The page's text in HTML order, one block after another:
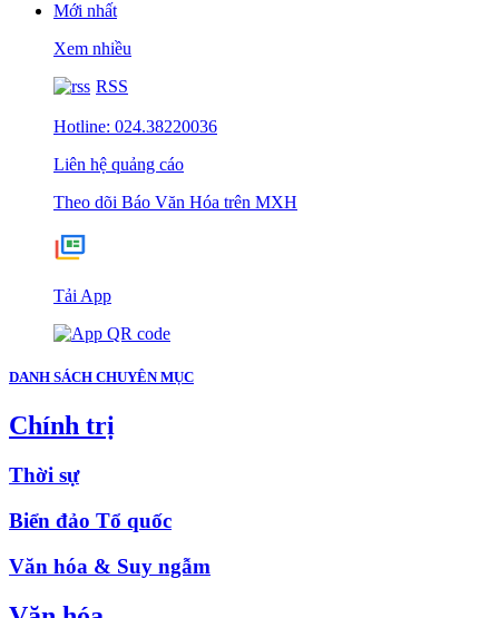
Mới nhất
Xem nhiều
RSS
Hotline: 024.38220036
Liên hệ quảng cáo
Theo dõi Báo Văn Hóa trên MXH
Tải App
DANH SÁCH CHUYÊN MỤC
Chính trị
Thời sự
Biển đảo Tổ quốc
Văn hóa & Suy ngẫm